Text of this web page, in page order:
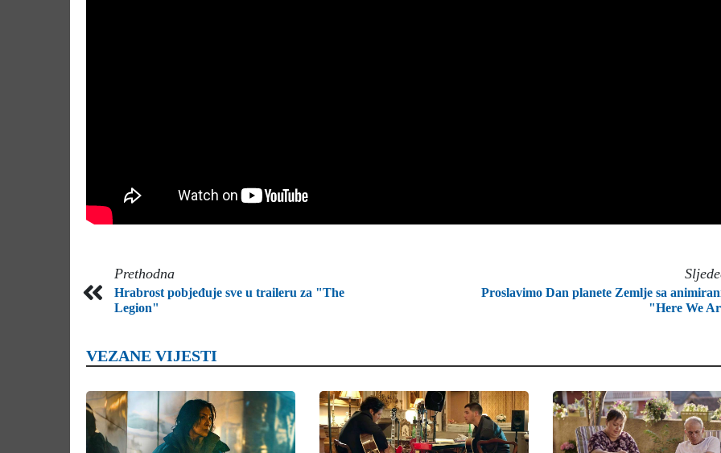
Prethodna
Hrabrost pobjeđuje sve u traileru za "The
Legion"
Proslavimo Dan planete Zemlje sa
"Here We
VEZANE VIJESTI